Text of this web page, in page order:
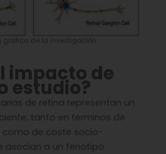
grafica de la investigación
impacto de
estudio?
de retina representan un
tanto en términos de
de coste socio-
asocian a un fenotipo